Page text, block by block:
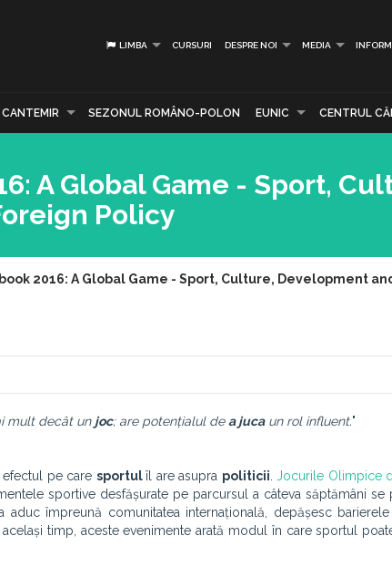
LIMBA CURSURI DESPRE NOI MEDIA
SEZONUL ROMÂNO-POLON EUNIC CENTRUL
A Global Game - Sport,
Policy
2016: A Global Game - Sport, Culture, Development
mult decât un joc; are potențialul dea jucaun rol influent."
pe care sportulîl are asupra politicii Jocurile Olimpice
sportive desfășurate pe parcursul a câteva săptămâni
aduc împreună comunitatea internațională, depășesc
același timp, aceste evenimente arată modul în care sportul